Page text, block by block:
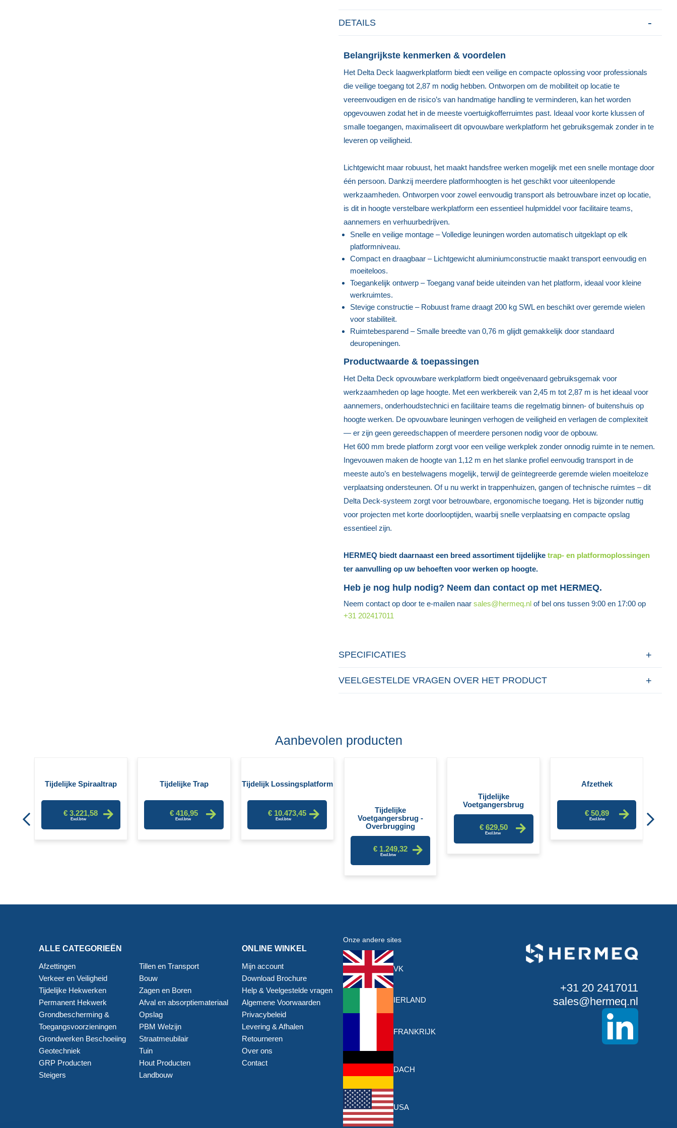
DETAILS
Belangrijkste kenmerken & voordelen
Het Delta Deck laagwerkplatform biedt een veilige en compacte oplossing voor professionals
die veilige toegang tot 2,87 m nodig hebben. Ontworpen om de mobiliteit op locatie te
vereenvoudigen en de risico’s van handmatige handling te verminderen, kan het worden
opgevouwen zodat het in de meeste voertuigkofferruimtes past. Ideaal voor korte klussen of
smalle toegangen, maximaliseert dit opvouwbare werkplatform het gebruiksgemak zonder in te
leveren op veiligheid.
Lichtgewicht maar robuust, het maakt handsfree werken mogelijk met een snelle montage door
één persoon. Dankzij meerdere platformhoogten is het geschikt voor uiteenlopende
werkzaamheden. Ontworpen voor zowel eenvoudig transport als betrouwbare inzet op locatie,
is dit in hoogte verstelbare werkplatform een essentieel hulpmiddel voor facilitaire teams,
aannemers en verhuurbedrijven.
Snelle en veilige montage – Volledige leuningen worden automatisch uitgeklapt op elk
platformniveau.
Compact en draagbaar – Lichtgewicht aluminiumconstructie maakt transport eenvoudig en
moeiteloos.
Toegankelijk ontwerp – Toegang vanaf beide uiteinden van het platform, ideaal voor kleine
werkruimtes.
Stevige constructie – Robuust frame draagt 200 kg SWL en beschikt over geremde wielen
voor stabiliteit.
Ruimtebesparend – Smalle breedte van 0,76 m glijdt gemakkelijk door standaard
deuropeningen.
Productwaarde & toepassingen
Het Delta Deck opvouwbare werkplatform biedt ongeëvenaard gebruiksgemak voor
werkzaamheden op lage hoogte. Met een werkbereik van 2,45 m tot 2,87 m is het ideaal voor
aannemers, onderhoudstechnici en facilitaire teams die regelmatig binnen- of buitenshuis op
hoogte werken. De opvouwbare leuningen verhogen de veiligheid en verlagen de complexiteit
— er zijn geen gereedschappen of meerdere personen nodig voor de opbouw.
Het 600 mm brede platform zorgt voor een veilige werkplek zonder onnodig ruimte in te nemen.
Ingevouwen maken de hoogte van 1,12 m en het slanke profiel eenvoudig transport in de
meeste auto’s en bestelwagens mogelijk, terwijl de geïntegreerde geremde wielen moeiteloze
verplaatsing ondersteunen. Of u nu werkt in trappenhuizen, gangen of technische ruimtes – dit
Delta Deck-systeem zorgt voor betrouwbare, ergonomische toegang. Het is bijzonder nuttig
voor projecten met korte doorlooptijden, waarbij snelle verplaatsing en compacte opslag
essentieel zijn.
HERMEQ biedt daarnaast een breed assortiment tijdelijke trap- en platformoplossingen
ter aanvulling op uw behoeften voor werken op hoogte.
Heb je nog hulp nodig? Neem dan contact op met HERMEQ.
Neem contact op door te e-mailen naar sales@hermeq.nl of bel ons tussen 9:00 en 17:00 op
+31 202417011
SPECIFICATIES
VEELGESTELDE VRAGEN OVER HET PRODUCT
Aanbevolen producten
Tijdelijke Spiraaltrap
€ 3.221,58
Tijdelijke Trap
€ 416,95
Tijdelijk Lossingsplatform
€ 10.473,45
Tijdelijke
Voetgangersbrug -
Overbrugging
€ 1.249,32
Tijdelijke
Voetgangersbrug
€ 629,50
Afzethek
€ 50,89
ALLE CATEGORIEËN
Afzettingen
Verkeer en Veiligheid
Tijdelijke Hekwerken
Permanent Hekwerk
Grondbescherming &
Toegangsvoorzieningen
Grondwerken Beschoeiing
Geotechniek
GRP Producten
Steigers
Tillen en Transport
Bouw
Zagen en Boren
Afval en absorptiemateriaal
Opslag
PBM Welzijn
Straatmeubilair
Tuin
Hout Producten
Landbouw
ONLINE WINKEL
Mijn account
Download Brochure
Help & Veelgestelde vragen
Algemene Voorwaarden
Privacybeleid
Levering & Afhalen
Retourneren
Over ons
Contact
Onze andere sites
VK
IERLAND
FRANKRIJK
DACH
USA
+31 20 2417011
sales@hermeq.nl